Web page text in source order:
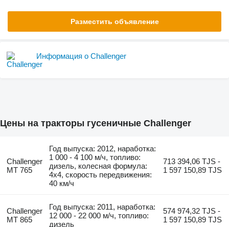
Разместить объявление
Информация о Challenger
Цены на тракторы гусеничные Challenger
Challenger
MT 765
Год выпуска: 2012, наработка:
1 000 - 4 100 м/ч, топливо:
дизель, колесная формула:
4x4, скорость передвижения:
40 км/ч
713 394,06 TJS -
1 597 150,89 TJS
Challenger
MT 865
Год выпуска: 2011, наработка:
12 000 - 22 000 м/ч, топливо:
дизель
574 974,32 TJS -
1 597 150,89 TJS